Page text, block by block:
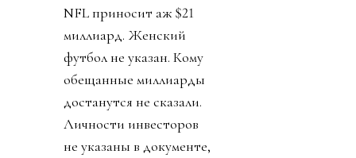
NFL приносит аж $21
миллиард. Женский
футбол не указан. Кому
обещанные миллиарды
достанутся не сказали.
Личности инвесторов
не указаны в документе,